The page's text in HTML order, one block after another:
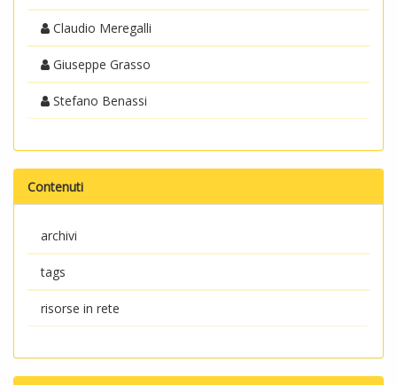
Claudio Meregalli
Giuseppe Grasso
Stefano Benassi
Contenuti
archivi
tags
risorse in rete